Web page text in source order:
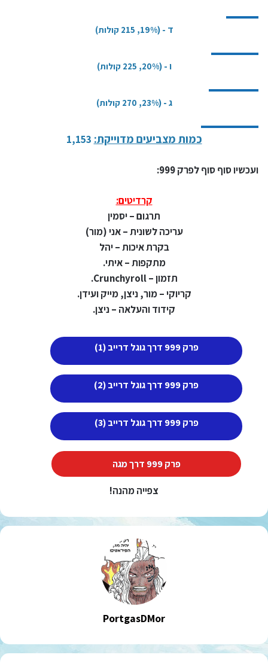
ד - (
19%, 215 קולות)
ו- (
20%, 225 קולות)
ג- (
23%, 270 קולות)
כמות מצביעים מדוייקת: 1,153
ועכשיו סוף סוף לפרק 999:
קרדיטים:
תרגום – יסמין
עריכה לשונית – אני (מור)
בקרת איכות – יהל
מתקפות – איתי.
תזמון – Crunchyroll.
קריוקי – מור, ניצן, מייק ועידן.
קידוד והעלאה – ניצן.
פרק 999 דרך גוגל דרייב (1)
פרק 999 דרך גוגל דרייב (2)
פרק 999 דרך גוגל דרייב (3)
פרק 999 דרך מגה
צפייה מהנה!
PortgasDMor